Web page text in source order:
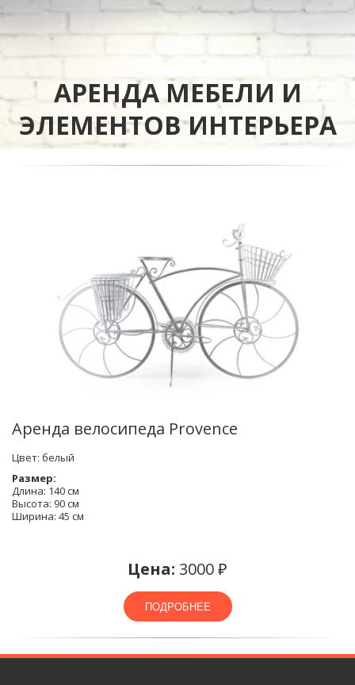
АРЕНДА МЕБЕЛИ И
ЭЛЕМЕНТОВ ИНТЕРЬЕРА
Аренда велосипеда Provence
Цвет: белый
Размер:
Длина: 140 см
Высота: 90 см
Ширина: 45 см
Цена: 3000 ₽
ПОДРОБНЕЕ